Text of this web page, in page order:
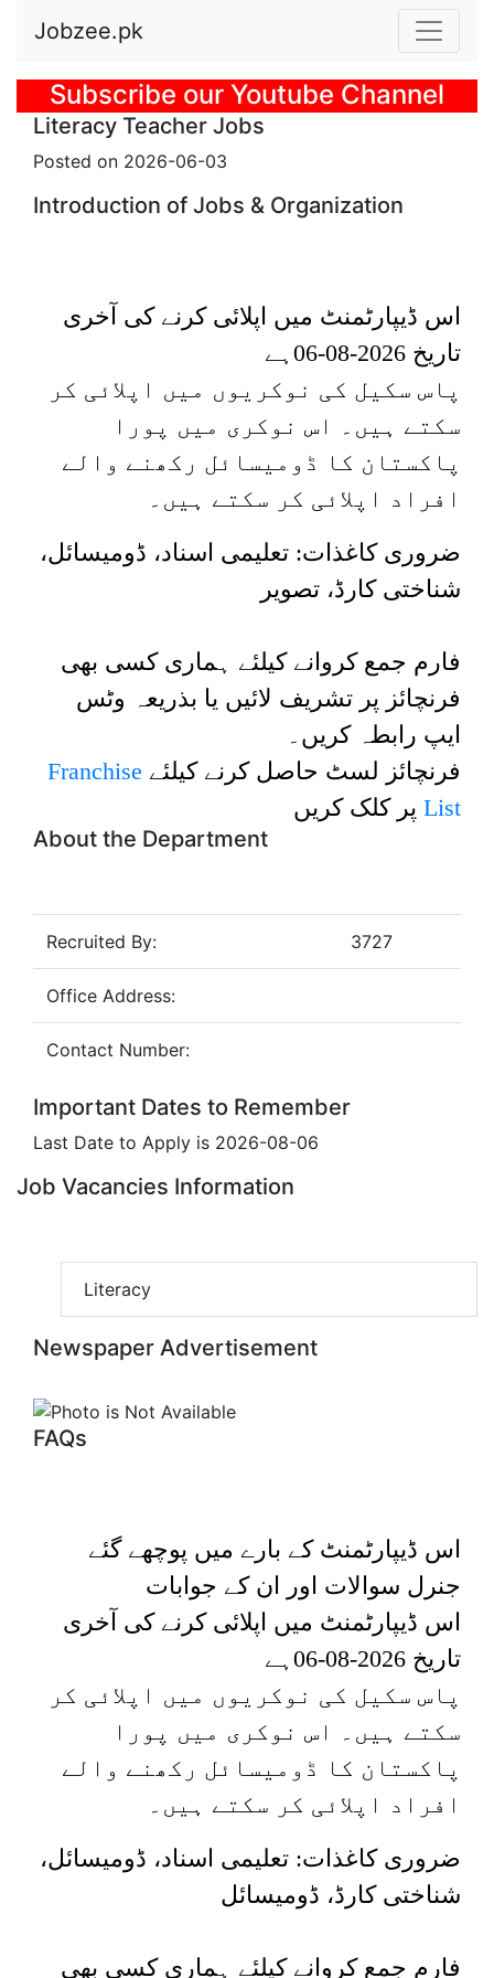
Jobzee.pk
Subscribe our Youtube Channel
Literacy Teacher Jobs
Posted on 2026-06-03
Introduction of Jobs & Organization
اس ڈیپارٹمنٹ میں اپلائی کرنے کی آخری
تاریخ 2026-08-06
ہے
پاس سکیل کی نوکریوں میں اپلائی کر
سکتے ہیں۔
اس نوکری میں پورا
پاکستان کا ڈومیسائل رکھنے والے
افراد اپلائی کر سکتے ہیں۔
ضروری کاغذات: تعلیمی اسناد، ڈومیسائل،
شناختی کارڈ، تصویر
فارم جمع کروانے کیلئے ہماری کسی بھی
فرنچائز پر تشریف لائیں یا بذریعہ وٹس
ایپ رابطہ کریں۔
فرنچائز لسٹ حاصل کرنے کیلئے Franchise
List پر کلک کریں
About the Department
Recruited By: 3727
Office Address:
Contact Number:
Important Dates to Remember
Last Date to Apply is 2026-08-06
Job Vacancies Information
Literacy
Newspaper Advertisement
FAQs
اس ڈیپارٹمنٹ کے بارے میں پوچھے گئے
جنرل سوالات اور ان کے جوابات
اس ڈیپارٹمنٹ میں اپلائی کرنے کی آخری
تاریخ 2026-08-06
ہے
پاس سکیل کی نوکریوں میں اپلائی کر
سکتے ہیں۔
اس نوکری میں پورا
پاکستان کا ڈومیسائل رکھنے والے
افراد اپلائی کر سکتے ہیں۔
ضروری کاغذات: تعلیمی اسناد، ڈومیسائل،
شناختی کارڈ، ڈومیسائل
فارم جمع کروانے کیلئے ہماری کسی بھی